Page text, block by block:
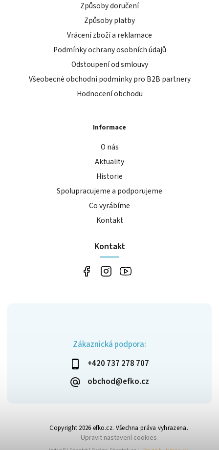
Zákaznická podpora:
+420 737 278 707
obchod@efko.cz
Způsoby doručení
Způsoby platby
Vrácení zboží a reklamace
Podmínky ochrany osobních údajů
Odstoupení od smlouvy
Všeobecné obchodní podmínky pro B2B partnery
Hodnocení obchodu
Informace
O nás
Aktuality
Historie
Spolupracujeme a podporujeme
Co vyrábíme
Kontakt
Kontakt
Copyright 2026 efko.cz. Všechna práva vyhrazena.
Upravit nastavení cookies